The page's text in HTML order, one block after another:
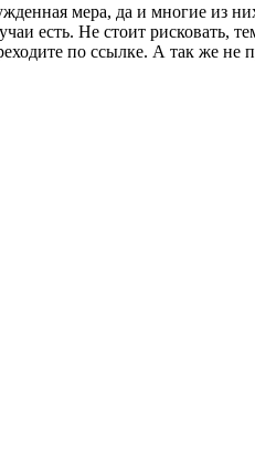
мера, да и многие из
есть. Не стоит рисковать,
по ссылке. А так же не